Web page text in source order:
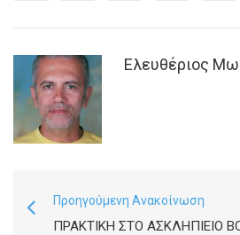
Ελευθέριος
Προηγούμενη Ανακοίνωση
ΠΡΑΚΤΙΚΉ ΣΤΟ ΑΣΚΛΗΠΙΕΊΟ